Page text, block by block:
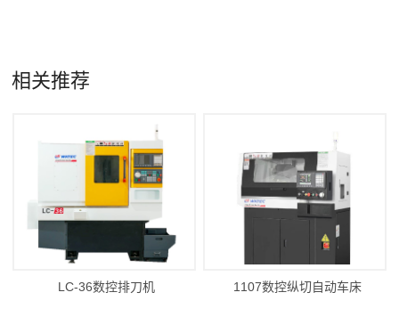
相关推荐
LC-36数控排刀机 1107数控纵切自动车床